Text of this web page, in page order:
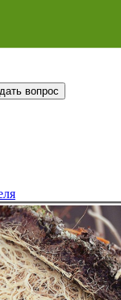
вопрос